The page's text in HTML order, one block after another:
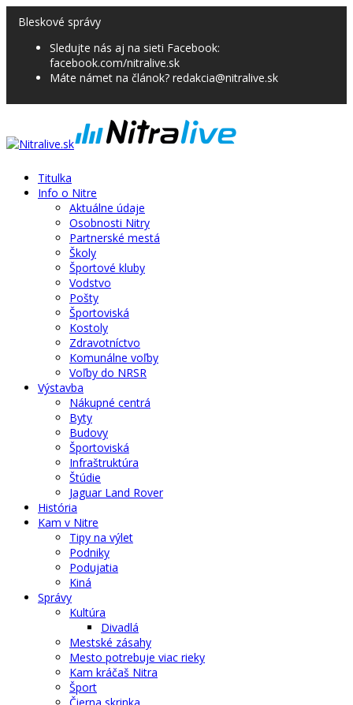
Bleskové správy
Sledujte nás aj na sieti Facebook:
facebook.com/nitralive.sk
Máte námet na článok? redakcia@nitralive.sk
Titulka
Info o Nitre
Aktuálne údaje
Osobnosti Nitry
Partnerské mestá
Školy
Športové kluby
Vodstvo
Pošty
Športoviská
Kostoly
Zdravotníctvo
Komunálne voľby
Voľby do NRSR
Výstavba
Nákupné centrá
Byty
Budovy
Športoviská
Infraštruktúra
Štúdie
Jaguar Land Rover
História
Kam v Nitre
Tipy na výlet
Podniky
Podujatia
Kiná
Správy
Kultúra
Divadlá
Mestské zásahy
Mesto potrebuje viac rieky
Kam kráčaš Nitra
Šport